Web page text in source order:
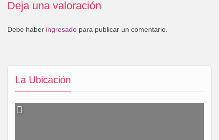
La Ubicación
Deja una valoración
Debe haber ingresado para publicar un comentario.